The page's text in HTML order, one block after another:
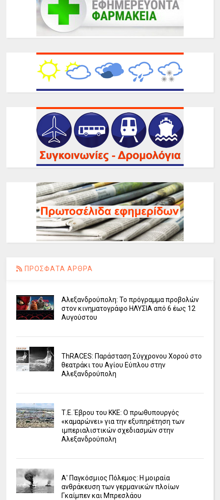
ΠΡΟΣΦΑΤΑ ΑΡΘΡΑ
Αλεξανδρούπολη: Το πρόγραμμα προβολών
στον κινηματογράφο ΗΛΥΣΙΑ από 6 έως 12
Αυγούστου
ΤhRACES: Παράσταση Σύγχρονου Χορού στο
θεατράκι του Αγίου Εύπλου στην
Αλεξανδρούπολη
Τ.Ε. Έβρου του ΚΚΕ: Ο πρωθυπουργός
«καμαρώνει» για την εξυπηρέτηση των
ιμπεριαλιστικών σχεδιασμών στην
Αλεξανδρούπολη
Α' Παγκόσμιος Πόλεμος: Η μοιραία
ανθράκευση των γερμανικών πλοίων
Γκαίμπεν και Μπρεσλάου